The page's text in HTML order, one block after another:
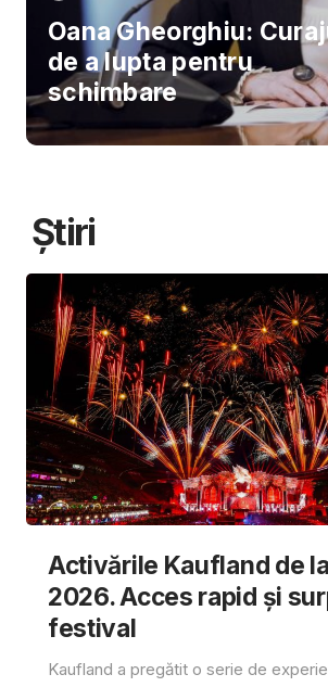
Oana Gheorghiu:
de a lupta pentru
schimbare
Știri
Activările Kaufland de
2026. Acces rapid și
festival
Kaufland a pregătit o serie de